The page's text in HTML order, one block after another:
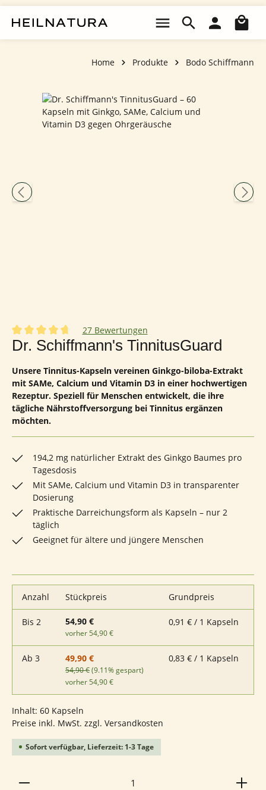
Home Produkte Bodo Schiffmann
Bildergalerie überspringen
Durchschnittliche Bewertung von 4.85 von 5 Sternen
27 Bewertungen
Dr. Schiffmann's TinnitusGuard
Unsere Tinnitus-Kapseln vereinen Ginkgo-biloba-Extrakt
mit SAMe, Calcium und Vitamin D3 in einer hochwertigen
Rezeptur. Speziell für Menschen entwickelt, die ihre
tägliche Nährstoffversorgung bei Tinnitus ergänzen
möchten.
194,2 mg natürlicher Extrakt des Ginkgo Baumes pro
Tagesdosis
Mit SAMe, Calcium und Vitamin D3 in transparenter
Dosierung
Praktische Darreichungsform als Kapseln – nur 2
täglich
Geeignet für ältere und jüngere Menschen
Anzahl Stückpreis Grundpreis
Bis 2 54,90 €
vorher 54,90 €
0,91 € / 1 Kapseln
Ab 3 49,90 €
54,90 €(9.11% gespart)
vorher 54,90 €
0,83 € / 1 Kapseln
Inhalt: 60 Kapseln
Preise inkl. MwSt. zzgl. Versandkosten
Sofort verfügbar, Lieferzeit: 1-3 Tage
Produkt Anzahl: Gib den gewünschten Wert ein